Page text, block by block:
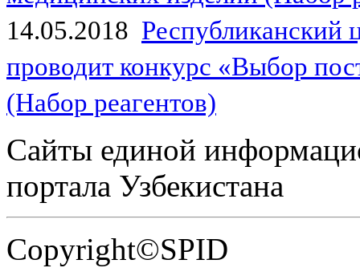
14.05.2018
проводит конкурс «Выбор
(Набор реагентов)
Сайты единой
портала Узбекистана
Copyright©SPID